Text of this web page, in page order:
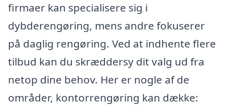
firmaer kan specialisere sig i
dybderengøring, mens andre fokuserer
på daglig rengøring. Ved at indhente flere
tilbud kan du skræddersy dit valg ud fra
netop dine behov. Her er nogle af de
områder, kontorrengøring kan dække: